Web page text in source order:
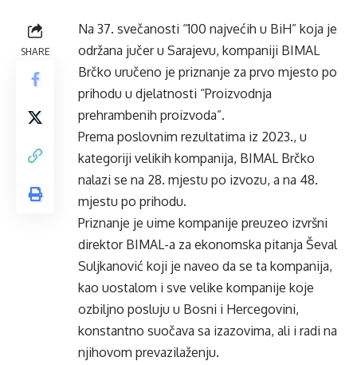
SHARE
Na 37. svečanosti “100 najvećih u BiH” koja je
održana jučer u Sarajevu, kompaniji BIMAL
Brčko uručeno je priznanje za prvo mjesto po
prihodu u djelatnosti “Proizvodnja
prehrambenih proizvoda”.
Prema poslovnim rezultatima iz 2023., u
kategoriji velikih kompanija, BIMAL Brčko
nalazi se na 28. mjestu po izvozu, a na 48.
mjestu po prihodu.
Priznanje je uime kompanije preuzeo izvršni
direktor BIMAL-a za ekonomska pitanja Ševal
Suljkanović koji je naveo da se ta kompanija,
kao uostalom i sve velike kompanije koje
ozbiljno posluju u Bosni i Hercegovini,
konstantno suočava sa izazovima, ali i radi na
njihovom prevazilaženju.